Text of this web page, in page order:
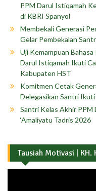
PPM Darul Istiqamah
di KBRI Spanyol
Membekali Generasi
Gelar Pembekalan
Uji Kemampuan
Darul Istiqamah Ikuti
Kabupaten HST
Komitmen Cetak
Delegasikan Santri
Santri Kelas Akhir PPM
‘Amaliyatu Tadris 2026
Tausiah Motivasi | KH.